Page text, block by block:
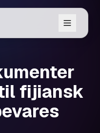
fijiansk